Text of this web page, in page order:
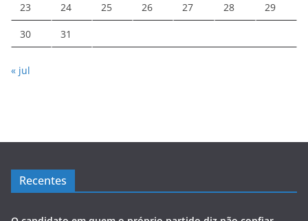
23 24 25 26 27 28 29
30 31
« jul
Recentes